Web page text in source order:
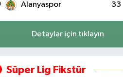
Alanyaspor 33
Detaylar için tıklayın
Süper Lig Fikstür